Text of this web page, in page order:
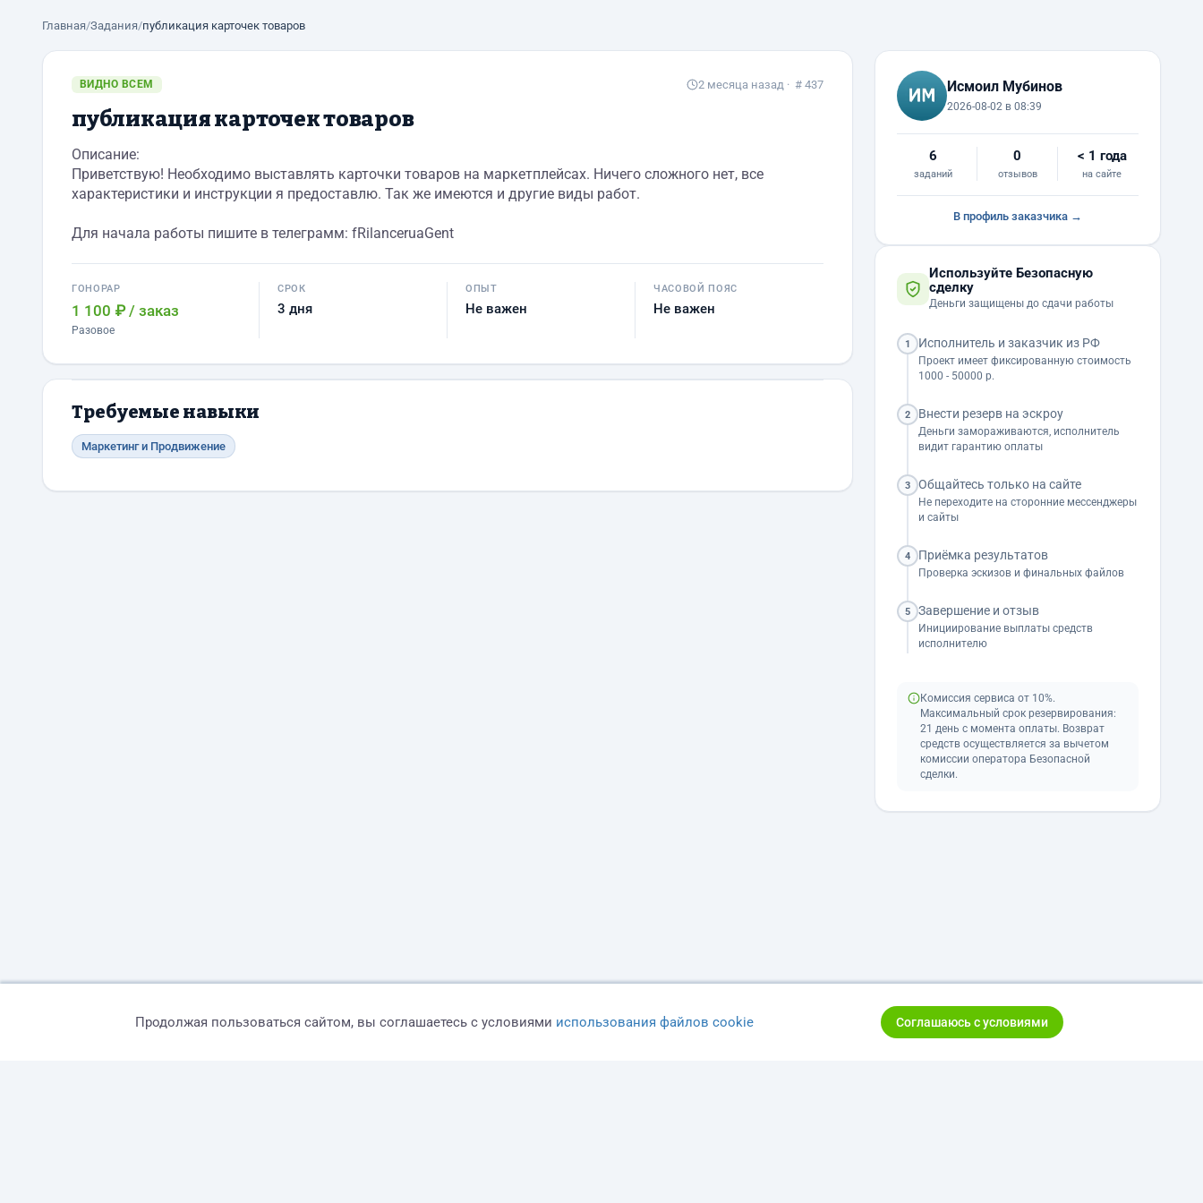
Главная/Задания/публикация карточек товаров
ВИДНО ВСЕМ 2 месяца назад · # 437
публикация карточек товаров
Описание:
Приветствую! Необходимо выставлять карточки товаров на маркетплейсах. Ничего сложного нет, все
характеристики и инструкции я предоставлю. Так же имеются и другие виды работ.
Для начала работы пишите в телеграмм: fRilanceruaGent
ГОНОРАР
1 100 ₽ / заказ
Разовое
СРОК
3 дня
ОПЫТ
Не важен
ЧАСОВОЙ ПОЯС
Не важен
Требуемые навыки
Маркетинг и Продвижение
Исмоил Мубинов
2026-08-02 в 08:39
6
заданий
0
отзывов
< 1 года
на сайте
В профиль заказчика →
Используйте Безопасную
сделку
Деньги защищены до сдачи работы
1 Исполнитель и заказчик из РФ
Проект имеет фиксированную стоимость
1000 - 50000 р.
2 Внести резерв на эскроу
Деньги замораживаются, исполнитель
видит гарантию оплаты
3 Общайтесь только на сайте
Не переходите на сторонние мессенджеры
и сайты
4 Приёмка результатов
Проверка эскизов и финальных файлов
5 Завершение и отзыв
Инициирование выплаты средств
исполнителю
Комиссия сервиса от 10%.
Максимальный срок резервирования:
21 день с момента оплаты. Возврат
средств осуществляется за вычетом
комиссии оператора Безопасной
сделки.
Продолжая пользоваться сайтом, вы соглашаетесь с условиями использования файлов cookie Соглашаюсь с условиями